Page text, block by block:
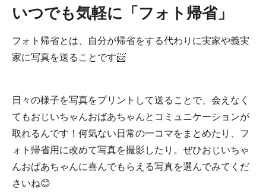
いつでも気軽に「フォト帰省」
フォト帰省とは、自分が帰省をする代わりに実家や義実
家に写真を送ることです📨
日々の様子を写真をプリントして送ることで、会えなく
てもおじいちゃんおばあちゃんとコミュニケーションが
取れるんです！何気ない日常の一コマをまとめたり、フ
ォト帰省用に改めて写真を撮影したり。ぜひおじいちゃ
んおばあちゃんに喜んでもらえる写真を選んでみてくだ
さいね😊